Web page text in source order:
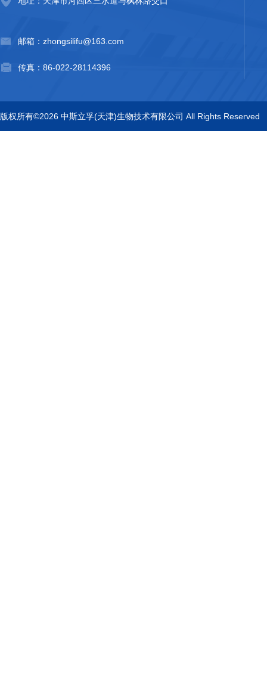
邮箱：zhongsilifu@163.com
传真：86-022-28114396
版权所有©2026 中斯立孚(天津)生物技术有限公司 All Rights Reserved